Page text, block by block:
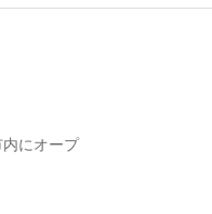
にオープ